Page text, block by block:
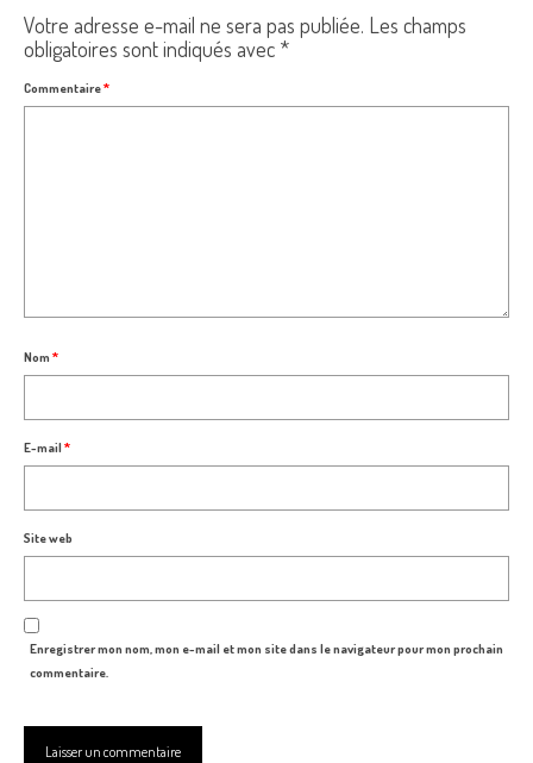
Votre adresse e-mail ne sera pas publiée. Les champs
obligatoires sont indiqués avec *
Commentaire*
Nom *
E-mail*
Site web
Enregistrer mon nom, mon e-mail et mon site dans le navigateur pour mon prochain
commentaire.